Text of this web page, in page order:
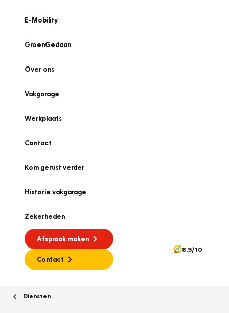
E-Mobility
GroenGedaan
Over ons
Vakgarage
Werkplaats
Contact
Kom gerust verder
Historie vakgarage
Zekerheden
Afspraak maken
Contact
8.9/10
Diensten